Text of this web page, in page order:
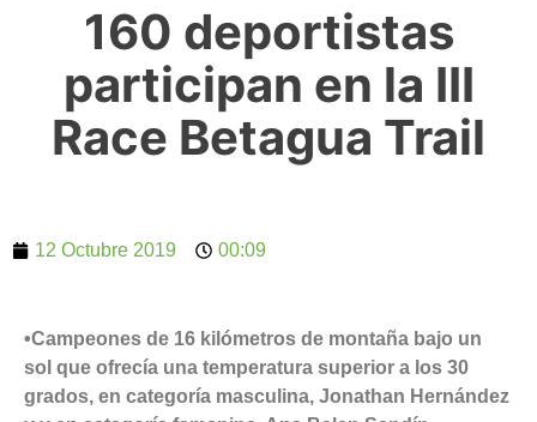
160 deportistas
participan en la III
Race Betagua Trail
12 Octubre 2019 00:09
•Campeones de 16 kilómetros de montaña bajo un
sol que ofrecía una temperatura superior a los 30
grados, en categoría masculina, Jonathan Hernández